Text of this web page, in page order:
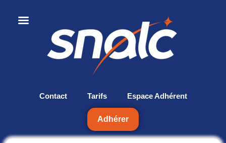
Contact Tarifs Espace Adhérent
Adhérer